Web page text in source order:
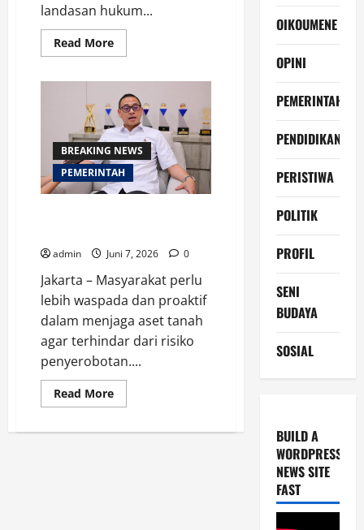
landasan hukum...
Read MoreRead
more
Hukum
untuk
Rumah
Tinggal,
Masyarakat
Bisa
Tingkatkan
Sertipikat
HGB
BREAKING NEWS
PEMERINTAH
admin Juni 7, 2026 0
Jakarta – Masyarakat perlu
lebih waspada dan proaktif
dalam menjaga aset tanah
agar terhindar dari risiko
penyerobotan....
Read MoreRead
more
Tips
OIKOUMENE
OPINI
PEMERINTAH
PENDIDIKAN
PERISTIWA
POLITIK
PROFIL
SENI
BUDAYA
SOSIAL
BUILD A
WORDPRESS
NEWS SITE
FAST